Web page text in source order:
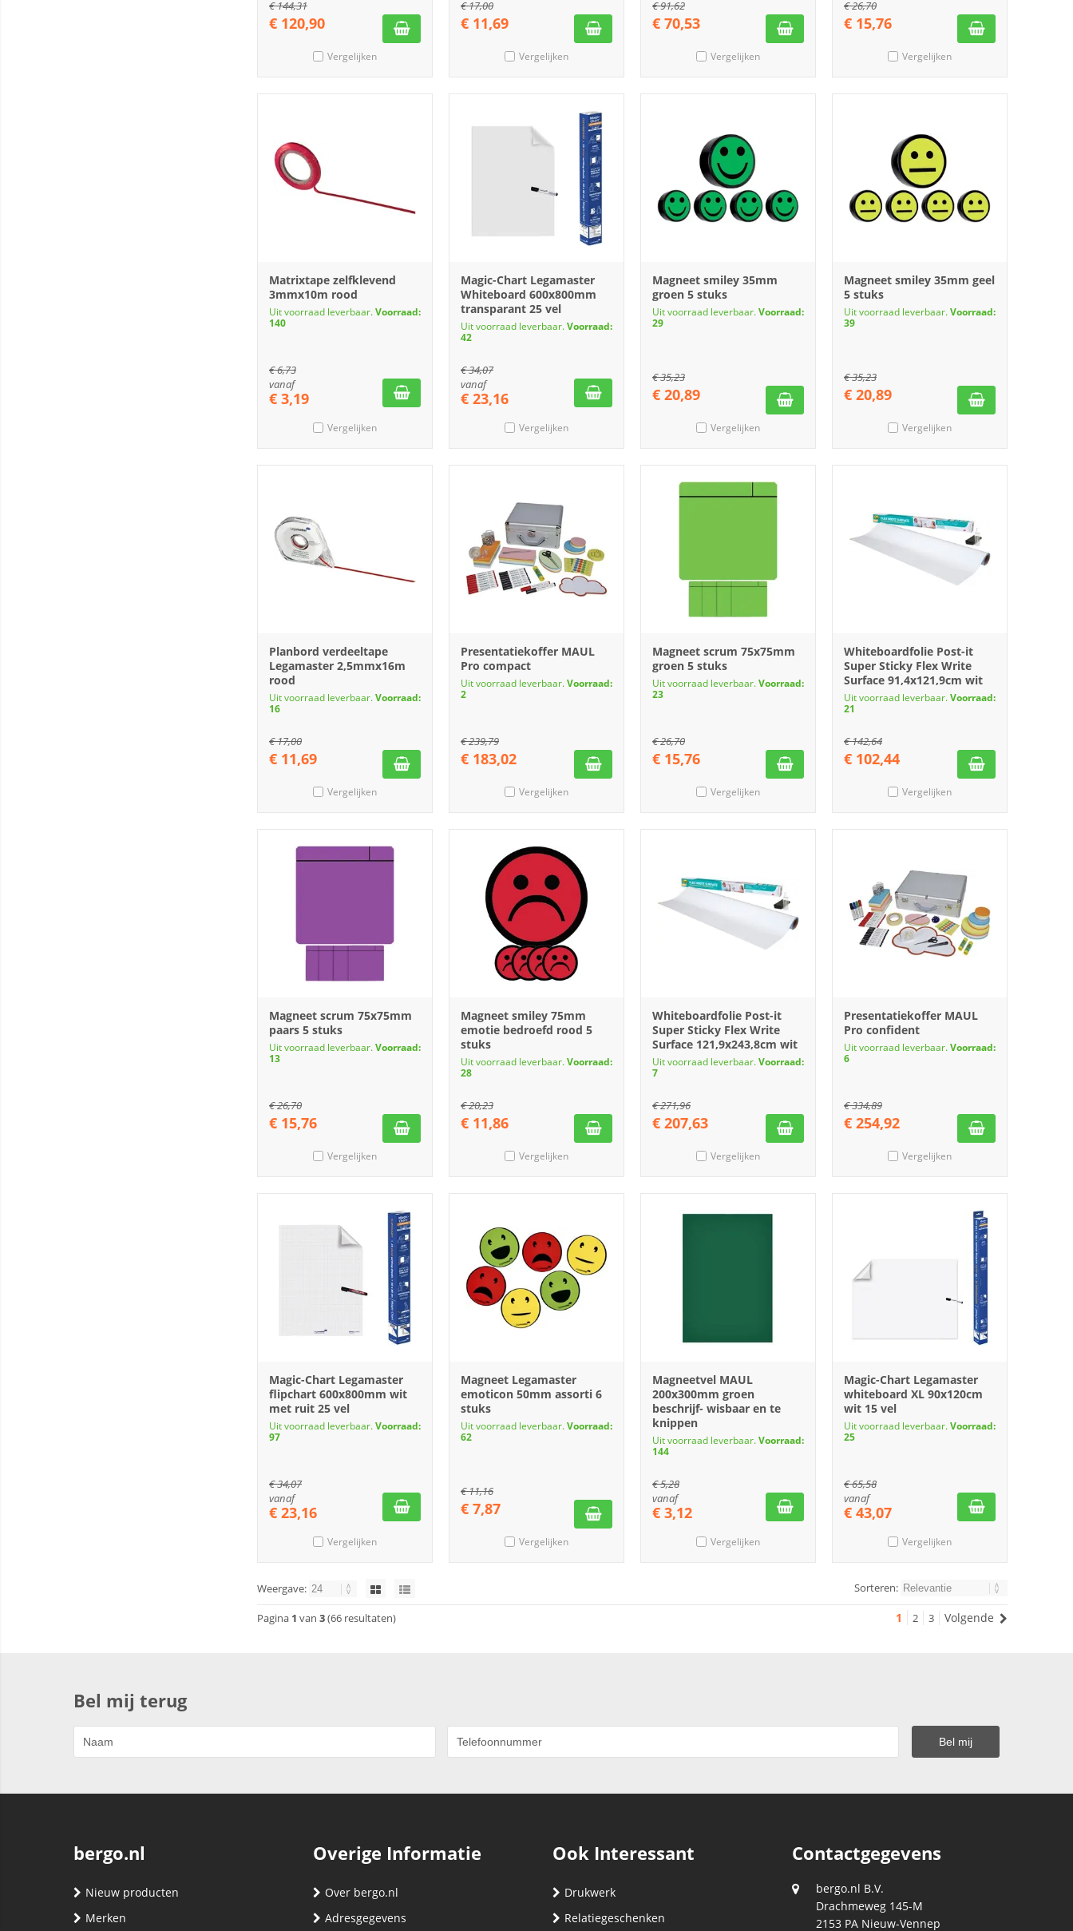
€144,31
€ 120,90
Vergelijken
€17,00
€ 11,69
Vergelijken
€91,62
€ 70,53
Vergelijken
€26,70
€ 15,76
Vergelijken
Matrixtape zelfklevend
3mmx10m rood
Uit voorraad leverbaar.Voorraad:
140
€6,73
vanaf
€ 3,19
Vergelijken
Magic-Chart Legamaster
Whiteboard 600x800mm
transparant 25 vel
Uit voorraad leverbaar.Voorraad:
42
€34,07
vanaf
€ 23,16
Vergelijken
Magneet smiley 35mm
groen 5 stuks
Uit voorraad leverbaar.Voorraad:
29
€35,23
€ 20,89
Vergelijken
Magneet smiley 35mm geel
5 stuks
Uit voorraad leverbaar.Voorraad:
39
€35,23
€ 20,89
Vergelijken
Planbord verdeeltape
Legamaster 2,5mmx16m
rood
Uit voorraad leverbaar.Voorraad:
16
€17,00
€ 11,69
Vergelijken
Presentatiekoffer MAUL
Pro compact
Uit voorraad leverbaar.Voorraad:
2
€239,79
€ 183,02
Vergelijken
Magneet scrum 75x75mm
groen 5 stuks
Uit voorraad leverbaar.Voorraad:
23
€26,70
€ 15,76
Vergelijken
Whiteboardfolie Post-it
Super Sticky Flex Write
Surface 91,4x121,9cm wit
Uit voorraad leverbaar.Voorraad:
21
€142,64
€ 102,44
Vergelijken
Magneet scrum 75x75mm
paars 5 stuks
Uit voorraad leverbaar.Voorraad:
13
€26,70
€ 15,76
Vergelijken
Magneet smiley 75mm
emotie bedroefd rood 5
stuks
Uit voorraad leverbaar.Voorraad:
28
€20,23
€ 11,86
Vergelijken
Whiteboardfolie Post-it
Super Sticky Flex Write
Surface 121,9x243,8cm wit
Uit voorraad leverbaar.Voorraad:
7
€271,96
€ 207,63
Vergelijken
Presentatiekoffer MAUL
Pro confident
Uit voorraad leverbaar.Voorraad:
6
€334,89
€ 254,92
Vergelijken
Magic-Chart Legamaster
flipchart 600x800mm wit
met ruit 25 vel
Uit voorraad leverbaar.Voorraad:
97
€34,07
vanaf
€ 23,16
Vergelijken
Magneet Legamaster
emoticon 50mm assorti 6
stuks
Uit voorraad leverbaar.Voorraad:
62
€11,16
€ 7,87
Vergelijken
Magneetvel MAUL
200x300mm groen
beschrijf- wisbaar en te
knippen
Uit voorraad leverbaar.Voorraad:
144
€5,28
vanaf
€ 3,12
Vergelijken
Magic-Chart Legamaster
whiteboard XL 90x120cm
wit 15 vel
Uit voorraad leverbaar.Voorraad:
25
€65,58
vanaf
€ 43,07
Vergelijken
Weergave: Sorteren:
Pagina 1 van 3(66 resultaten) 1 2 3 Volgende
Bel mij terug
bergo.nl
Nieuw producten
Merken
Overige Informatie
Over bergo.nl
Adresgegevens
Ook Interessant
Drukwerk
Relatiegeschenken
Contactgegevens
bergo.nl B.V.
Drachmeweg 145-M
2153 PA Nieuw-Vennep